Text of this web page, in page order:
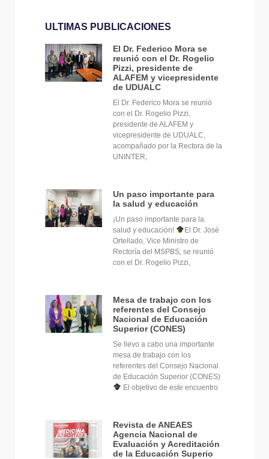
ULTIMAS PUBLICACIONES
El Dr. Federico Mora se
reunió con el Dr. Rogelio
Pizzi, presidente de
ALAFEM y vicepresidente
de UDUALC
El Dr. Federico Mora se reunió
con el Dr. Rogelio Pizzi,
presidente de ALAFEM y
vicepresidente de UDUALC,
acompañado por la Rectora de la
UNINTER,
Un paso importante para
la salud y educación
¡Un paso importante para la
salud y educación!
El Dr. José
Ortellado, Vice Ministro de
Rectoría del MSPBS, se reunió
con el Dr. Rogelio Pizzi,
Mesa de trabajo con los
referentes del Consejo
Nacional de Educación
Superior (CONES)
Se llevo a cabo una importante
mesa de trabajo con los
referentes del Consejo Nacional
de Educación Superior (CONES)
El objetivo de este encuentro
Revista de ANEAES
Agencia Nacional de
Evaluación y Acreditación
de la Educación Superio